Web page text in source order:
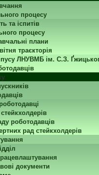
процесу
та іспитів
процесу
плани
траєкторія
ЛНУВМБ ім. С.З.
роботодавців
рад стейкхолдерів
документи